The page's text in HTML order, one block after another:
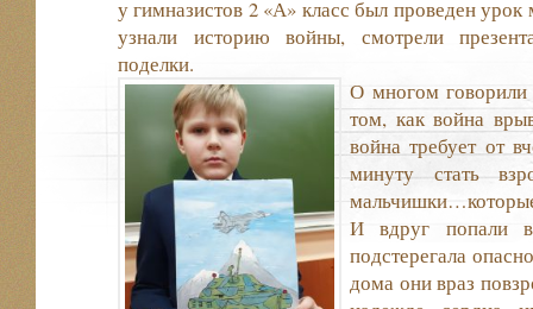
у гимназистов 2 «А» класс был проведен
узнали историю войны, смотрели
поделки.
О многом говорили
том, как война
война требует от
минуту стать
И вдруг попали
подстерегала
дома они враз